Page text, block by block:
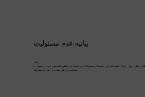
بیانیه عدم مسئولیت
غذا و داروی ارزیابی نشده‌اند. این بیانیه‌ها و محصولات این شرکت به منظور تشخیص، درمان، بهبودی یا